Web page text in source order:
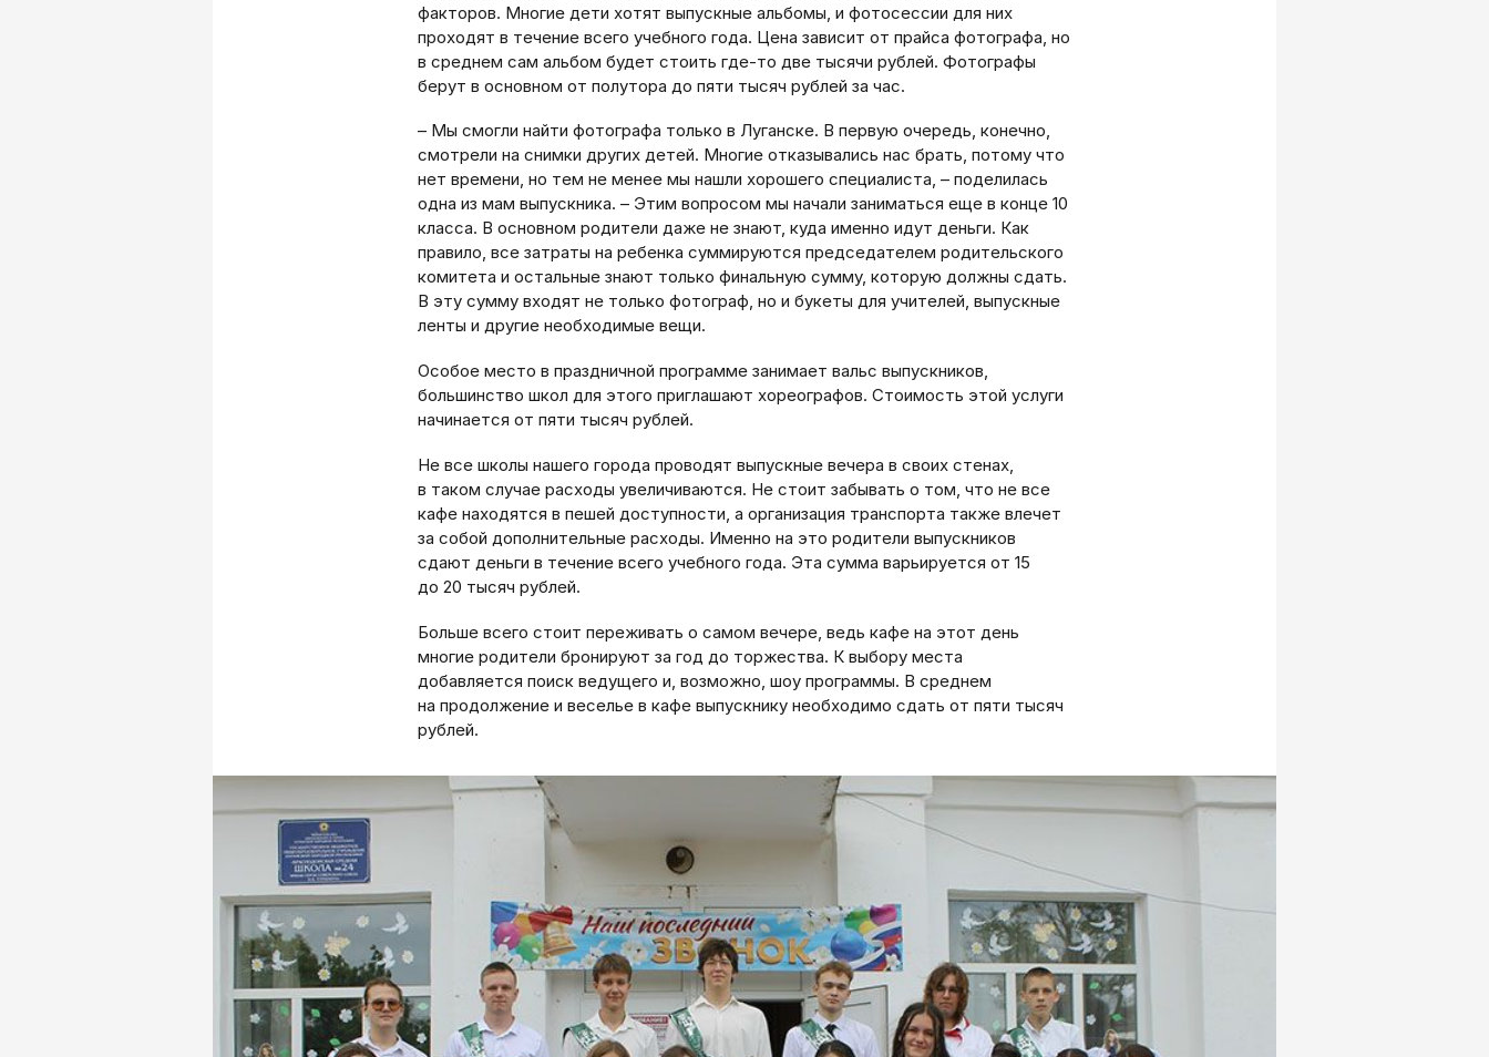
факторов. Многие дети хотят выпускные альбомы, и фотосессии для них
проходят в течение всего учебного года. Цена зависит от прайса фотографа, но
в среднем сам альбом будет стоить где-то две тысячи рублей. Фотографы
берут в основном от полутора до пяти тысяч рублей за час.
– Мы смогли найти фотографа только в Луганске. В первую очередь, конечно,
смотрели на снимки других детей. Многие отказывались нас брать, потому что
нет времени, но тем не менее мы нашли хорошего специалиста, – поделилась
одна из мам выпускника. – Этим вопросом мы начали заниматься еще в конце 10
класса. В основном родители даже не знают, куда именно идут деньги. Как
правило, все затраты на ребенка суммируются председателем родительского
комитета и остальные знают только финальную сумму, которую должны сдать.
В эту сумму входят не только фотограф, но и букеты для учителей, выпускные
ленты и другие необходимые вещи.
Особое место в праздничной программе занимает вальс выпускников,
большинство школ для этого приглашают хореографов. Стоимость этой услуги
начинается от пяти тысяч рублей.
Не все школы нашего города проводят выпускные вечера в своих стенах,
в таком случае расходы увеличиваются. Не стоит забывать о том, что не все
кафе находятся в пешей доступности, а организация транспорта также влечет
за собой дополнительные расходы. Именно на это родители выпускников
сдают деньги в течение всего учебного года. Эта сумма варьируется от 15
до 20 тысяч рублей.
Больше всего стоит переживать о самом вечере, ведь кафе на этот день
многие родители бронируют за год до торжества. К выбору места
добавляется поиск ведущего и, возможно, шоу программы. В среднем
на продолжение и веселье в кафе выпускнику необходимо сдать от пяти тысяч
рублей.